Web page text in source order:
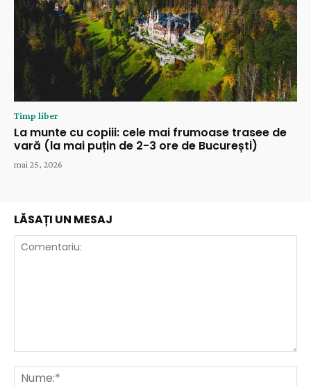
Timp liber
La munte cu copiii: cele mai frumoase trasee de
vară (la mai puțin de 2-3 ore de București)
mai 25, 2026
LĂSAȚI UN MESAJ